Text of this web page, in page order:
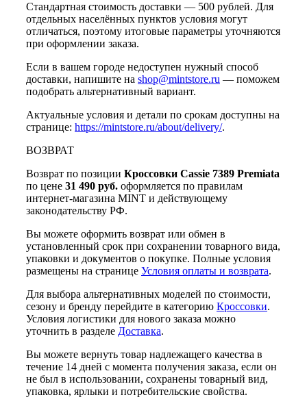
Стандартная стоимость доставки — 500 рублей. Для
отдельных населённых пунктов условия могут
отличаться, поэтому итоговые параметры уточняются
при оформлении заказа.
Если в вашем городе недоступен нужный способ
доставки, напишите на shop@mintstore.ru — поможем
подобрать альтернативный вариант.
Актуальные условия и детали по срокам доступны на
странице: https://mintstore.ru/about/delivery/.
ВОЗВРАТ
Возврат по позиции Кроссовки Cassie 7389 Premiata
по цене 31 490 руб. оформляется по правилам
интернет-магазина MINT и действующему
законодательству РФ.
Вы можете оформить возврат или обмен в
установленный срок при сохранении товарного вида,
упаковки и документов о покупке. Полные условия
размещены на странице Условия оплаты и возврата.
Для выбора альтернативных моделей по стоимости,
сезону и бренду перейдите в категорию Кроссовки.
Условия логистики для нового заказа можно
уточнить в разделе Доставка.
Вы можете вернуть товар надлежащего качества в
течение 14 дней с момента получения заказа, если он
не был в использовании, сохранены товарный вид,
упаковка, ярлыки и потребительские свойства.